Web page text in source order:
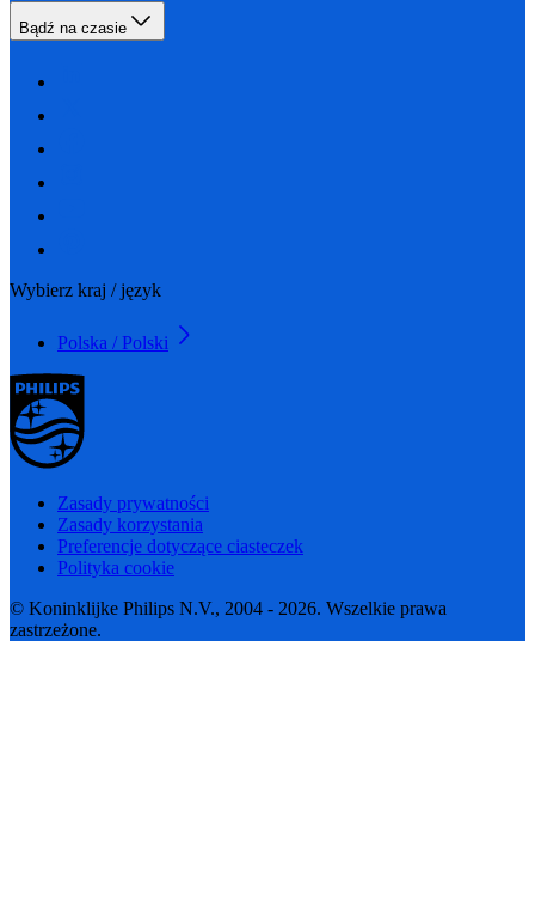
Bądź na czasie
Wybierz kraj / język
Polska / Polski
Zasady prywatności
Zasady korzystania
Preferencje dotyczące ciasteczek
Polityka cookie
© Koninklijke Philips N.V., 2004 - 2026. Wszelkie prawa
zastrzeżone.